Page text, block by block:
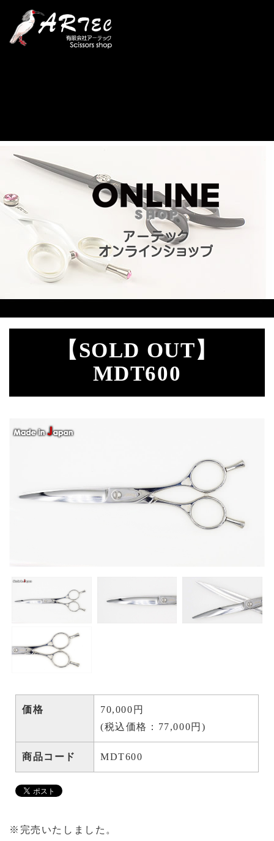
【SOLD OUT】
MDT600
価格
70,000円
(税込価格：77,000円)
商品コード MDT600
※完売いたしました。